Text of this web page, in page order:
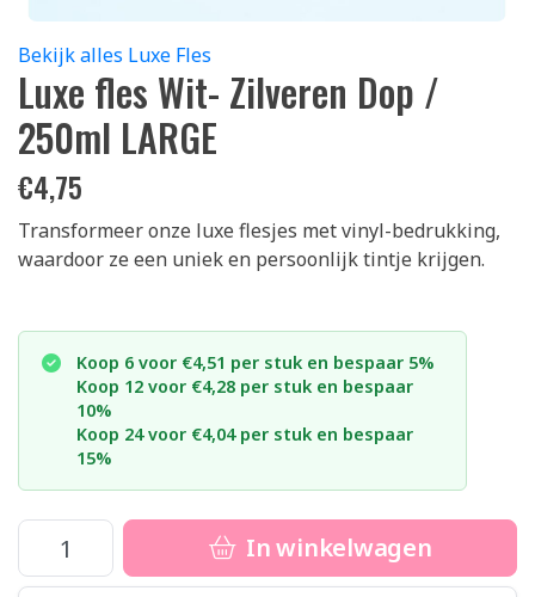
Bekijk alles Luxe Fles
Luxe fles Wit- Zilveren Dop /
250ml LARGE
€4,75
Transformeer onze luxe flesjes met vinyl-bedrukking,
waardoor ze een uniek en persoonlijk tintje krijgen.
Koop 6 voor €4,51 per stuk en bespaar 5%
Koop 12 voor €4,28 per stuk en bespaar
10%
Koop 24 voor €4,04 per stuk en bespaar
15%
In winkelwagen